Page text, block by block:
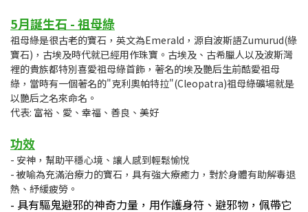
5月誕生石 - 祖母綠
祖母綠是很古老的寶石，英文為Emerald，源自波斯語Zumurud(綠
寶石)，古埃及時代就已經用作珠寶。古埃及、古希臘人以及波斯灣
裡的貴族都特別喜愛祖母綠首飾，著名的埃及艷后生前酷愛祖母
綠，當時有一個著名的"克利奧帕特拉"(Cleopatra)祖母綠礦場就是
以艷后之名來命名。
代表: 富裕、愛、幸福、善良、美好
功效
- 安神，幫助平穩心境、讓人感到輕鬆愉悅
- 被喻為充滿治療力的寶石，具有強大療癒力，對於身體有助解毒退
熱、紓緩疲勞。
- 具有驅鬼避邪的神奇力量，用作護身符、避邪物，佩帶它